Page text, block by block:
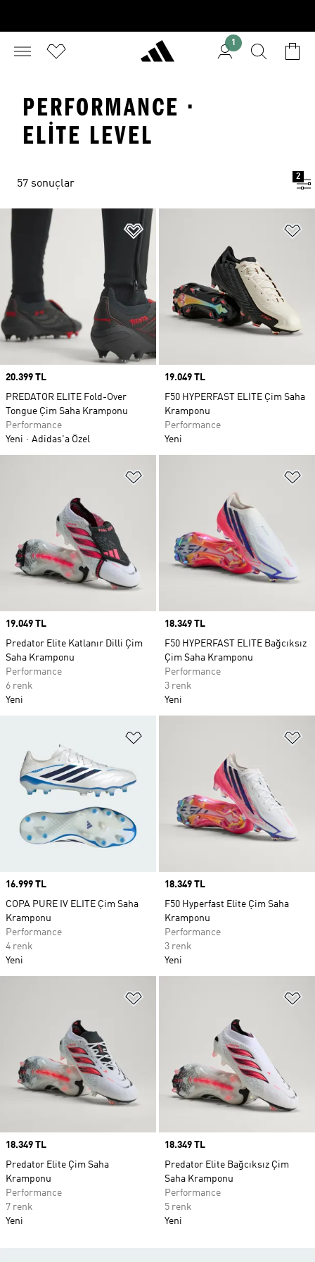
1
PERFORMANCE ·
ELITE LEVEL
57 sonuçlar
2
Favori Listesine Ekle
Price
20.399 TL
PREDATOR ELITE Fold-Over
Tongue Çim Saha Kramponu
Performance
Yeni
Adidas'a Özel
Price
19.049 TL
F50 HYPERFAST ELITE Çim Saha
Kramponu
Performance
Yeni
Price
19.049 TL
Predator Elite Katlanır Dilli Çim
Saha Kramponu
Performance
6 renk
Yeni
Price
18.349 TL
F50 HYPERFAST ELITE Bağcıksız
Çim Saha Kramponu
Performance
3 renk
Yeni
Price
16.999 TL
COPA PURE IV ELITE Çim Saha
Kramponu
Performance
4 renk
Yeni
Price
18.349 TL
F50 Hyperfast Elite Çim Saha
Kramponu
Performance
3 renk
Yeni
Price
18.349 TL
Predator Elite Çim Saha
Kramponu
Performance
7 renk
Yeni
Price
18.349 TL
Predator Elite Bağcıksız Çim
Saha Kramponu
Performance
5 renk
Yeni